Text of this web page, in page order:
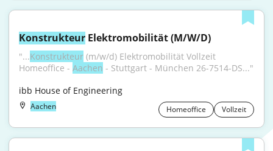
Konstrukteur Elektromobilität (M/W/D)
"...Konstrukteur (m/w/d) Elektromobilität Vollzeit
Homeoffice - Aachen - Stuttgart - München 26-7514-DS..."
ibb House of Engineering
Aachen Homeoffice Vollzeit